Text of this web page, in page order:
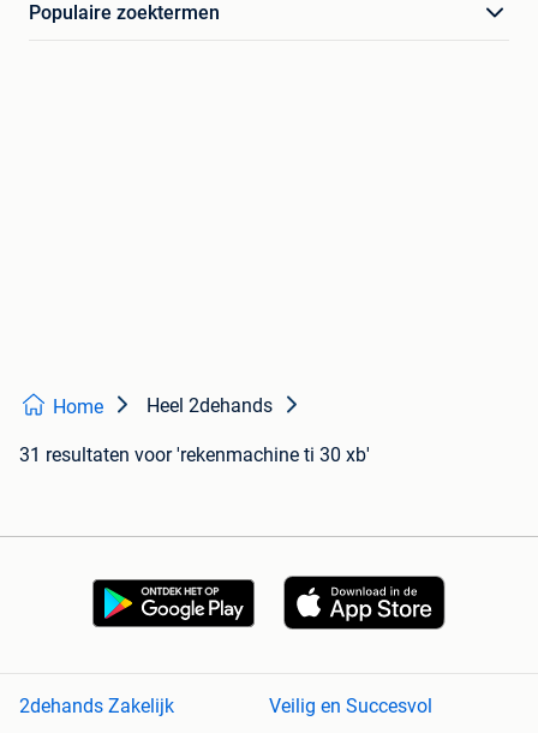
Populaire zoektermen
Home Heel 2dehands
31 resultaten voor 'rekenmachine ti 30 xb'
2dehands Zakelijk Veilig en Succesvol